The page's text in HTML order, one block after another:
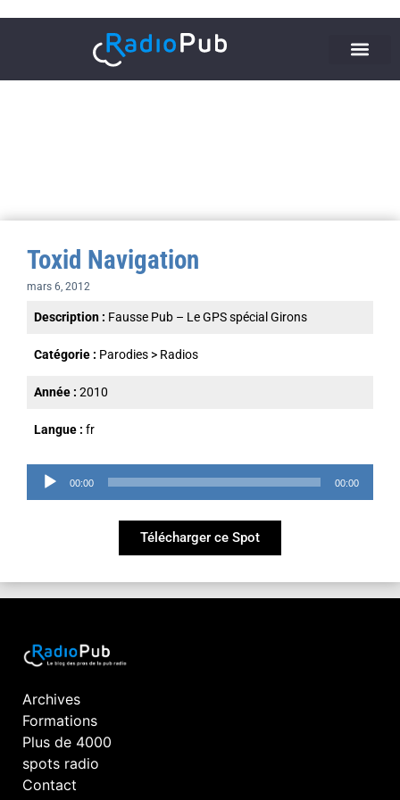
Toxid Navigation
mars 6, 2012
Description : Fausse Pub – Le GPS spécial Girons
Catégorie : Parodies > Radios
Année : 2010
Langue : fr
Lecteur00:00 00:00
Télécharger ce Spot
Archives
Formations
Plus de 4000
spots radio
Contact